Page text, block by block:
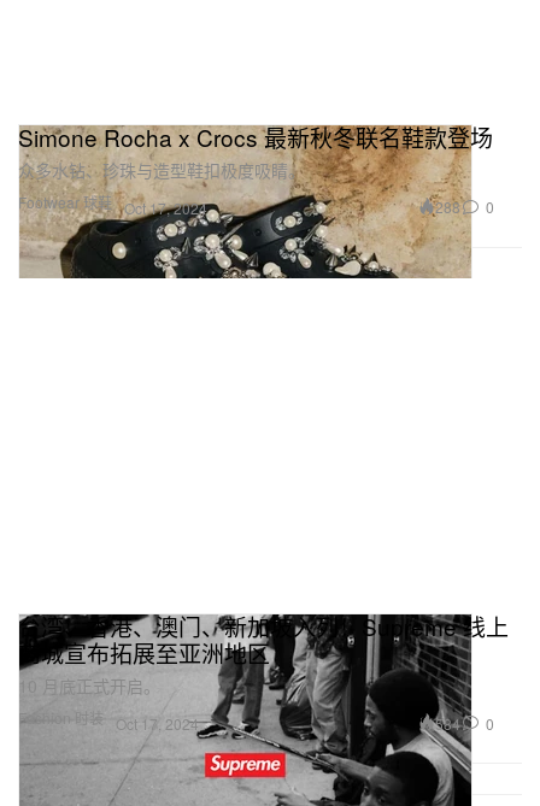
Footwear 球鞋
Simone Rocha x Crocs 最新秋冬联名鞋款登场
众多水钻、珍珠与造型鞋扣极度吸睛。
Oct 17, 2024 288 0
Fashion 时装
台湾、香港、澳门、新加坡入列！Supreme 线上
商城宣布拓展至亚洲地区
10 月底正式开启。
Oct 17, 2024 584 0